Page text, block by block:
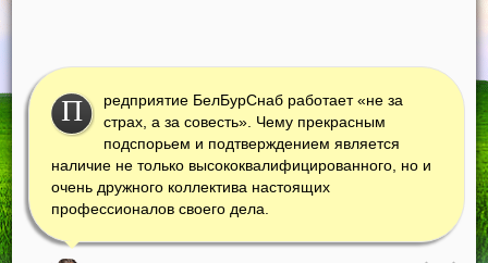
П
редприятие БелБурСнаб работает «не за
страх, а за совесть». Чему прекрасным
подспорьем и подтверждением является
наличие не только высококвалифицированного, но и
очень дружного коллектива настоящих
профессионалов своего дела.